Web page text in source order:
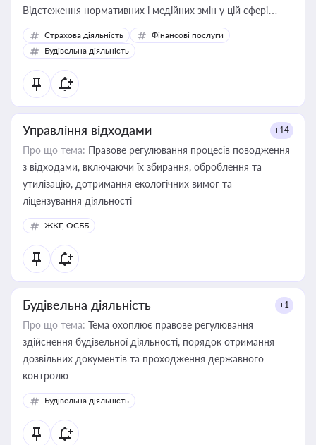
Відстеження нормативних і медійних змін у цій сфері
корисне для власника бізнесу, керівника, юриста або
бухгалтера під час оподаткування, приватизації, оренди
державного майна, корпоративних угод і перевірки
статусу суб'єктів оціночної діяльності
Страхова діяльність
Фінансові послуги
Будівельна діяльність
Управління відходами +14
Про що тема: Правове регулювання процесів поводження
з відходами, включаючи їх збирання, оброблення та
утилізацію, дотримання екологічних вимог та
ліцензування діяльності
ЖКГ, ОСББ
Будівельна діяльність +1
Про що тема: Тема охоплює правове регулювання
здійснення будівельної діяльності, порядок отримання
дозвільних документів та проходження державного
контролю
Будівельна діяльність